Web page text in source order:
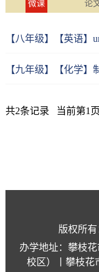
微课 论
【八年级】【英语】
共2条记录 当前第1页
版权所
办学地址：攀枝
校区）丨攀枝花